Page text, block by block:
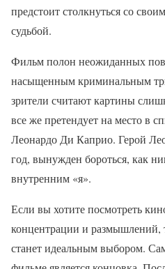
предстоит столкнуться со
судьбой.
Фильм полон неожиданных
насыщенным криминальным
зрители считают картины
все же претендует на место в
Леонардо Ди Каприо. Герой
год, вынужден бороться, как
внутренним «я».
Если вы хотите посмотреть
концентрации и размышлений,
станет идеальным выбором.